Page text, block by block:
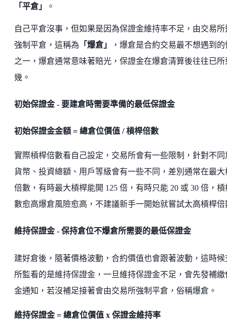
「平倉」
。
自己平倉沒事，但如果是因為保證金維持率不足，由交易所
強制平倉，這稱為 「爆倉」
，爆倉是合約交易最不想遇到的
之一，爆倉通常意味著賠光，保證金在爆倉清算後往往已所
幾。
初始保證金 - 要建倉時需要準備的最低保證金
初始保證金金額 = 總倉位價值 / 槓桿倍數
實際槓桿倍數看自己設定，交易所會有一些限制，針對不同
貨幣、投資總額、用戶等級會有一些不同，差別通常在最大
倍數，有時最大槓桿能開 125 倍，有時只能 20 或 30 倍，槓
數愈高爆倉風險愈高，不建議新手一開始就嘗試太高槓桿倍
維持保證金 - 保持倉位不爆倉所需要的最低保證金
建好倉後，隨著價格波動，合約價值也會跟著波動，這時候
所監看的是維持保證金，一旦維持保證金不足，會先發補繳
金通知，若沒補足接著會由交易所強制平倉，俗稱爆倉。
維持保證金 = 總倉位價值 x 保證金維持率